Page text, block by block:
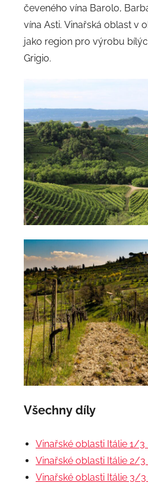
čeveného vína Barolo,
vína Asti. Vinařská oblast v
jako region pro výrobu
Grigio.
Všechny díly
Vinařské oblasti Itálie 1/3
Vinařské oblasti Itálie 2/3
Vinařské oblasti Itálie 3/3